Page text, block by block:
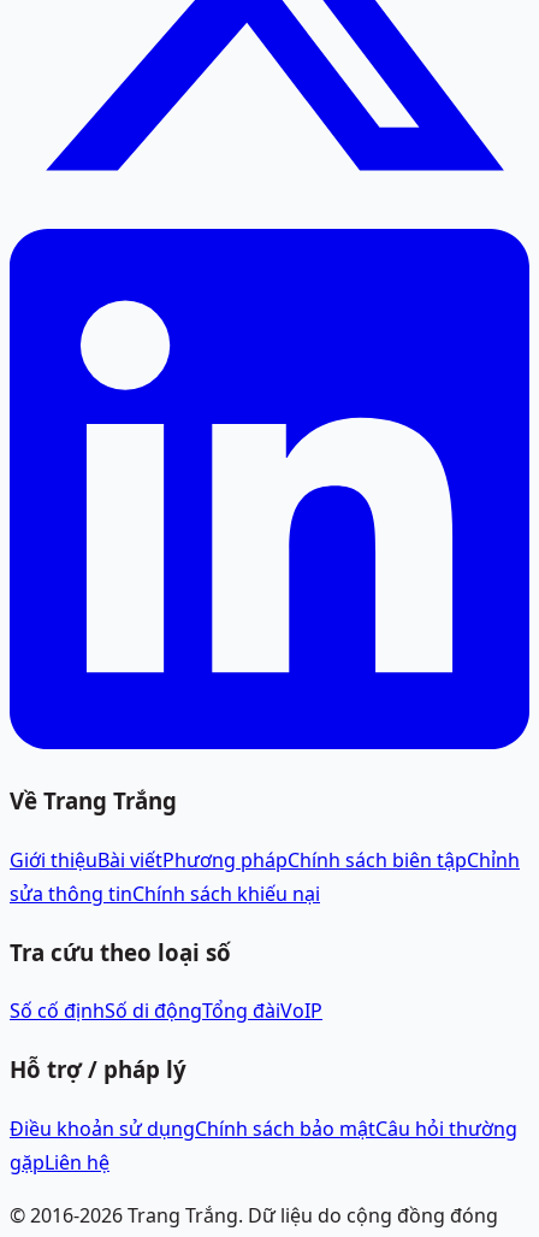
Về Trang Trắng
Giới thiệuBài viếtPhương phápChính sách biên tậpChỉnh
sửa thông tinChính sách khiếu nại
Tra cứu theo loại số
Số cố địnhSố di độngTổng đàiVoIP
Hỗ trợ / pháp lý
Điều khoản sử dụngChính sách bảo mậtCâu hỏi thường
gặpLiên hệ
© 2016-2026Trang Trắng. Dữ liệu do cộng đồng đóng